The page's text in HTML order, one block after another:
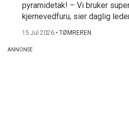
pyramidetak! – Vi bruker
kjernevedfuru, sier daglig
15 Jul 2026 • TØMREREN